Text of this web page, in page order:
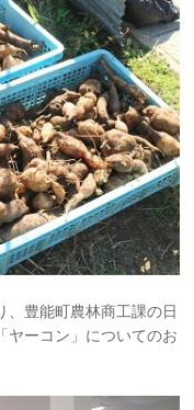
、豊能町農林商工課の日
ヤーコン」についてのお